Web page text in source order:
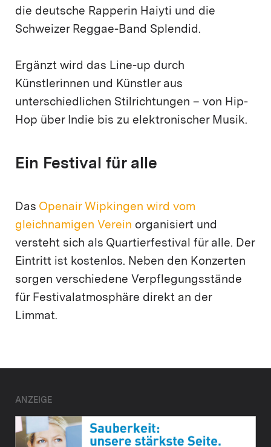
die deutsche Rapperin Haiyti und die
Schweizer Reggae-Band Splendid.
Ergänzt wird das Line-up durch
Künstlerinnen und Künstler aus
unterschiedlichen Stilrichtungen – von Hip-
Hop über Indie bis zu elektronischer Musik.
Ein Festival für alle
Das Openair Wipkingen wird vom
gleichnamigen Verein organisiert und
versteht sich als Quartierfestival für alle. Der
Eintritt ist kostenlos. Neben den Konzerten
sorgen verschiedene Verpflegungsstände
für Festivalatmosphäre direkt an der
Limmat.
ANZEIGE